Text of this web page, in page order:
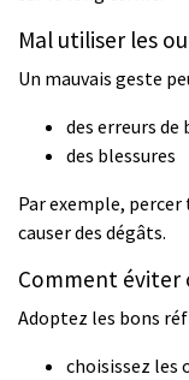
Mal utiliser les
Un mauvais geste
des erreurs de
des blessures
Par exemple,
causer des dégâts.
Comment éviter
Adoptez les bons
choisissez les